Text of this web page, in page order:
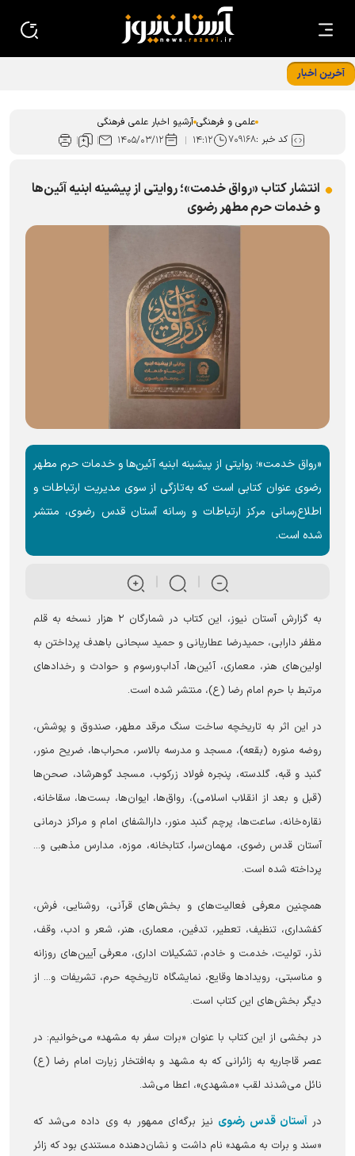
آخرین اخبار
علمی و فرهنگی آرشیو اخبار علمی فرهنگی
کد خبر :۷۰۹۱۶۸ ۱۴:۱۲ ۱۴۰۵/۰۳/۱۲
انتشار کتاب «رواق خدمت»؛ روایتی از پیشینه ابنیه آئین‌ها
و خدمات حرم مطهر رضوی
«رواق خدمت»؛ روایتی از پیشینه ابنیه آئین‌ها و خدمات حرم مطهر
رضوی عنوان کتابی است که به‌تازگی از سوی مدیریت ارتباطات و
اطلاع‌رسانی مرکز ارتباطات و رسانه آستان قدس رضوی، منتشر
شده است.
به گزارش آستان نیوز، این کتاب در شمارگان ۲ هزار نسخه به قلم
مظفر دارابی، حمیدرضا عطاریانی و حمید سبحانی باهدف پرداختن به
اولین‌های هنر، معماری، آئین‌ها، آداب‌ورسوم و حوادث و رخداد‌های
مرتبط با حرم امام رضا (ع)، منتشر شده است.
در این اثر به تاریخچه ساخت سنگ مرقد مطهر، صندوق و پوشش،
روضه منوره (بقعه)، مسجد و مدرسه بالاسر، محراب‌ها، ضریح منور،
گنبد و قبه، گلدسته، پنجره فولاد زرکوب، مسجد گوهرشاد، صحن‌ها
(قبل و بعد از انقلاب اسلامی)، رواق‌ها، ایوان‌ها، بست‌ها، سقاخانه،
نقاره‌خانه، ساعت‌ها، پرچم گنبد منور، دارالشفای امام و مراکز درمانی
آستان قدس رضوی، مهمان‌سرا، کتابخانه، موزه، مدارس مذهبی و...
پرداخته شده است.
همچنین معرفی فعالیت‌های و بخش‌های قرآنی، روشنایی، فرش،
کفشداری، تنظیف، تعطیر، تدفین، معماری، هنر، شعر و ادب، وقف،
نذر، تولیت، خدمت و خادم، تشکیلات اداری، معرفی آیین‌های روزانه
و مناسبتی، رویداد‌ها وقایع، نمایشگاه تاریخچه حرم، تشریفات و... از
دیگر بخش‌های این کتاب است.
در بخشی از این کتاب با عنوان «برات سفر به مشهد» می‌خوانیم: در
عصر قاجاریه به زائرانی که به مشهد و به‌افتخار زیارت امام رضا (ع)
نائل می‌شدند لقب «مشهدی»، اعطا می‌شد.
درآستان قدس رضوی نیز برگه‌ای ممهور به وی داده می‌شد که
«سند و برات به مشهد» نام داشت و نشان‌دهنده مستندی بود که زائر